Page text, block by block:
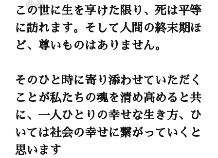
この世に生を享けた限り、死は平等
に訪れます。そして人間の終末期ほ
ど、尊いものはありません。
そのひと時に寄り添わせていただく
ことが私たちの魂を清め高めると共
に、一人ひとりの幸せな生き方、ひ
いては社会の幸せに繋がっていくと
思います